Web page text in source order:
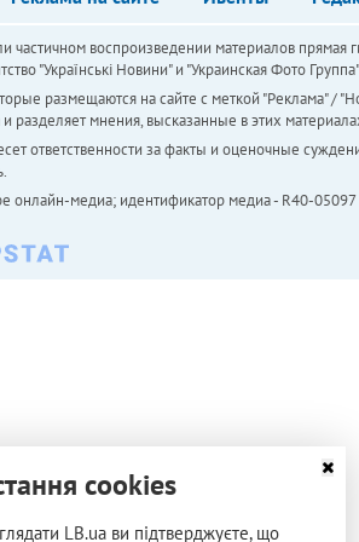
частичном воспроизведении материалов прямая
"Українськi Новини" и "Украинская Фото
размещаются на сайте с меткой "Реклама" /
и разделяет мнения, высказанные в этих
ответственности за факты и оценочные
онлайн-медиа; идентификатор медиа - R40-05097
cookies
LB.ua ви підтверджуєте, що